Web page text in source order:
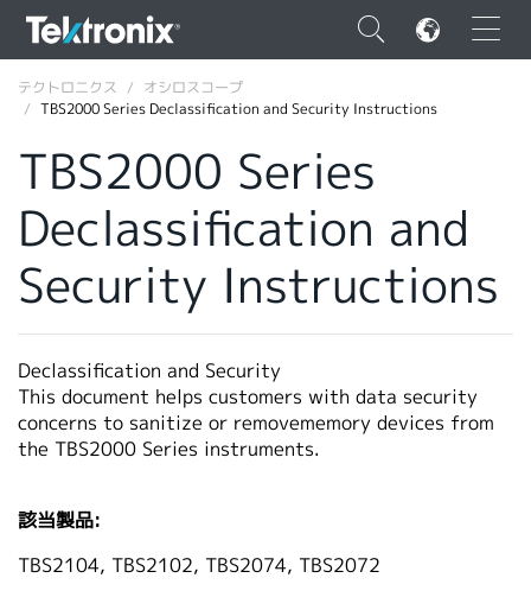
×
ENGLISH
FRANÇAIS
VIỆT NAM
简体中文
日本語
韓国語
繁體中文
テクトロニクス
オシロスコープ
TBS2000 Series Declassification and Security Instructions
TBS2000 Series
Declassification and
Security Instructions
Declassification and Security
This document helps customers with data security
concerns to sanitize or removememory devices from
the TBS2000 Series instruments.
該当製品:
TBS2104, TBS2102, TBS2074, TBS2072